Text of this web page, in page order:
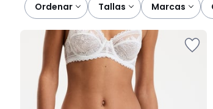
Ordenar
tallas marcas